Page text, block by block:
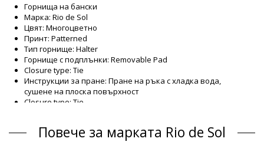
Горнища на бански
Марка: Rio de Sol
Цвят: Многоцветно
Принт: Patterned
Тип горнище: Halter
Горнище с подплънки: Removable Pad
Closure type: Tie
Инструкции за пране: Пране на ръка с хладка вода,
сушене на плоска повърхност
Closure type: Tie
Горнища на бански Многоцветно Rio de Sol
Състав
Повече за марката Rio de Sol